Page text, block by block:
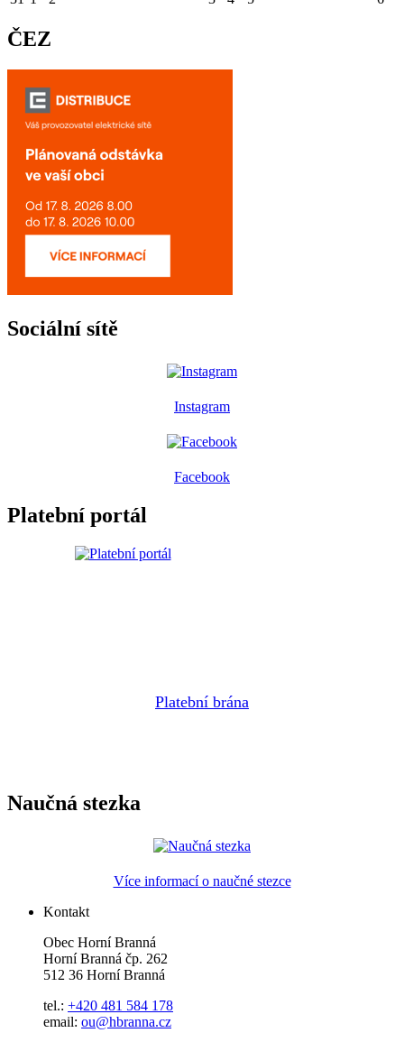
ČEZ
Sociální sítě
Instagram
Facebook
Platební portál
Platební brána
Naučná stezka
Více informací o naučné stezce
Kontakt
Obec Horní Branná
Horní Branná čp. 262
512 36 Horní Branná
tel.: +420 481 584 178
email: ou@hbranna.cz